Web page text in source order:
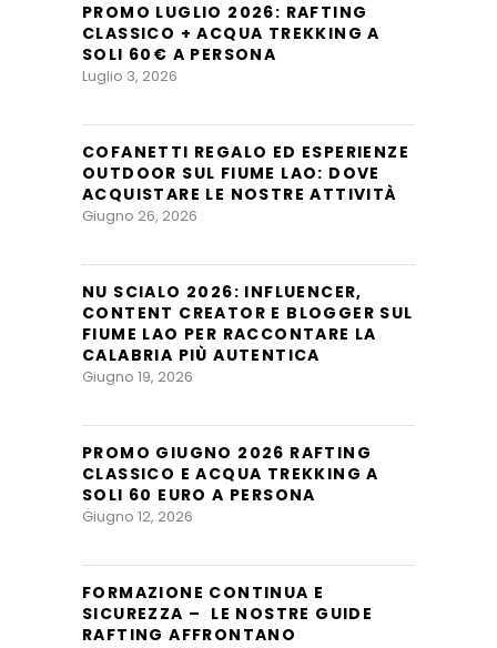
PROMO LUGLIO 2026: RAFTING
CLASSICO + ACQUA TREKKING A
SOLI 60€ A PERSONA
Luglio 3, 2026
COFANETTI REGALO ED ESPERIENZE
OUTDOOR SUL FIUME LAO: DOVE
ACQUISTARE LE NOSTRE ATTIVITÀ
Giugno 26, 2026
NU SCIALO 2026: INFLUENCER,
CONTENT CREATOR E BLOGGER SUL
FIUME LAO PER RACCONTARE LA
CALABRIA PIÙ AUTENTICA
Giugno 19, 2026
PROMO GIUGNO 2026 RAFTING
CLASSICO E ACQUA TREKKING A
SOLI 60 EURO A PERSONA
Giugno 12, 2026
FORMAZIONE CONTINUA E
SICUREZZA – LE NOSTRE GUIDE
RAFTING AFFRONTANO